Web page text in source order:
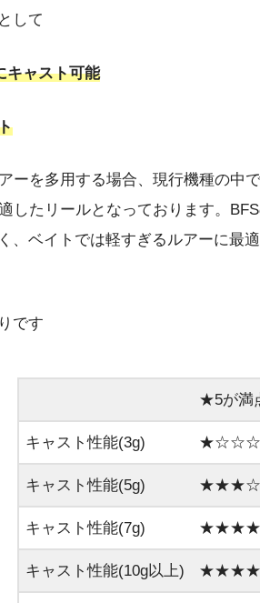
して
キャスト可能
ーを多用する場合、現行機種の中
したリールとなっております。
、ベイトでは軽すぎるルアーに最
です
★5が満
キャスト性能(3g)
キャスト性能(5g)
キャスト性能(7g)
キャスト性能(10g以上)